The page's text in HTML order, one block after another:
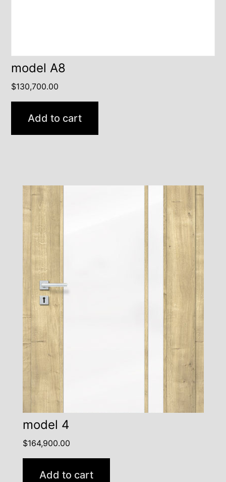
model A8
$130,700.00
Add to cart
model 4
$164,900.00
Add to cart